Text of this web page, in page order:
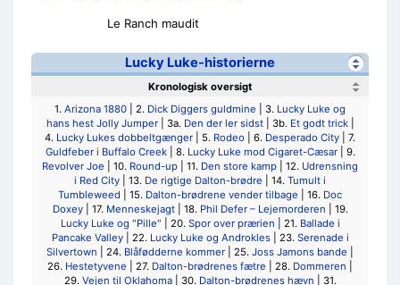
Le Ranch maudit
Lucky Luke-historierne
Kronologisk oversigt
1. Arizona 1880 | 2. Dick Diggers guldmine | 3. Lucky Luke og
hans hest Jolly Jumper| 3a. Den der ler sidst| 3b. Et godt trick|
4. Lucky Lukes dobbeltgænger | 5. Rodeo | 6. Desperado City | 7.
Guldfeber i Buffalo Creek| 8. Lucky Luke mod Cigaret-Cæsar| 9.
Revolver Joe | 10. Round-up | 11. Den store kamp | 12. Udrensning
i Red City | 13. De rigtige Dalton-brødre | 14. Tumult i
Tumbleweed | 15. Dalton-brødrene vender tilbage | 16. Doc
Doxey| 17. Menneskejagt| 18. Phil Defer – Lejemorderen | 19.
Lucky Luke og "Pille" | 20. Spor over prærien | 21. Ballade i
Pancake Valley| 22. Lucky Luke og Androkles| 23. Serenade i
Silvertown | 24. Blåfødderne kommer | 25. Joss Jamons bande
26. Hestetyvene | 27. Dalton-brødrenes fætre | 28. Dommeren
29. Vejen til Oklahoma| 30. Dalton-brødrenes hævn | 31.